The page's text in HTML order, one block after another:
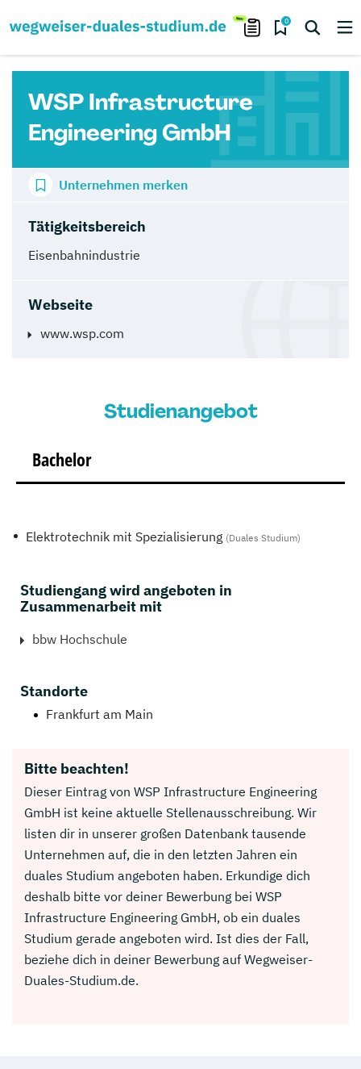
0
WSP Infrastructure
Engineering GmbH
Tätigkeitsbereich
Eisenbahnindustrie
Webseite
www.wsp.com
Unternehmen merken
Studienangebot
Bachelor
Elektrotechnik mit Spezialisierung (Duales Studium)
Studiengang wird angeboten in
Zusammenarbeit mit
bbw Hochschule
Standorte
Frankfurt am Main
Bitte beachten!
Dieser Eintrag von WSP Infrastructure Engineering
GmbH ist keine aktuelle Stellenausschreibung. Wir
listen dir in unserer großen Datenbank tausende
Unternehmen auf, die in den letzten Jahren ein
duales Studium angeboten haben. Erkundige dich
deshalb bitte vor deiner Bewerbung bei WSP
Infrastructure Engineering GmbH, ob ein duales
Studium gerade angeboten wird. Ist dies der Fall,
beziehe dich in deiner Bewerbung auf Wegweiser-
Duales-Studium.de.